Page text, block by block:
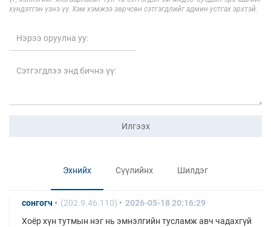
хүндэтгэн үзнэ үү. Хэм хэмжээ зөрчсөн сэтгэгдлийг админ устгах эрхтэй.
Илгээх
Эхнийх Сүүлийнх Шилдэг
сонгогч (202.9.46.110)
2026-05-18 20:16:29
Хоёр хүн тутмын нэг нь эмнэлгийн тусламж авч чадахгүй